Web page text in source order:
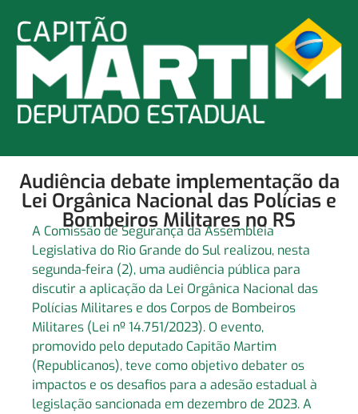
Audiência debate implementação da
Lei Orgânica Nacional das Polícias e
Bombeiros Militares no RS
A Comissão de Segurança da Assembleia
Legislativa do Rio Grande do Sul realizou, nesta
segunda-feira (2), uma audiência pública para
discutir a aplicação da Lei Orgânica Nacional das
Polícias Militares e dos Corpos de Bombeiros
Militares (Lei nº 14.751/2023). O evento,
promovido pelo deputado Capitão Martim
(Republicanos), teve como objetivo debater os
impactos e os desafios para a adesão estadual à
legislação sancionada em dezembro de 2023. A